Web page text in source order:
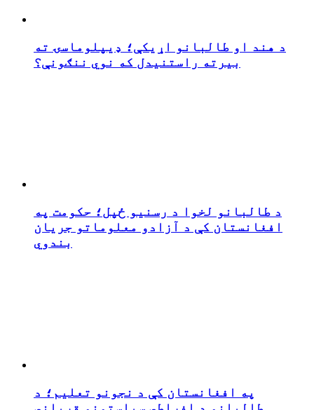
د هند او طالبانو اړیکې؛ ډیپلوماسۍ ته
بیرته راستنیدل که نوي ننګونې؟
د طالبانو لخوا د رسنیو ځپل؛ حکومت په
افغانستان کې د آزادو معلوماتو جریان
بندوي
په افغانستان کې د نجونو تعلیم؛ د